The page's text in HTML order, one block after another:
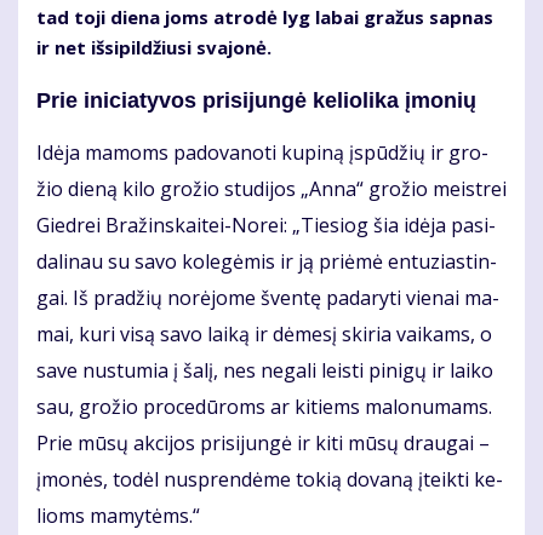
tad to­ji die­na joms at­ro­dė lyg la­bai gra­žus sap­nas
ir net iš­si­pil­džiu­si sva­jo­nė.
Prie ini­cia­ty­vos pri­si­jun­gė ke­lio­li­ka įmo­nių
Idė­ja ma­moms pa­do­va­no­ti ku­pi­ną įspū­džių ir gro­
žio die­ną ki­lo gro­žio stu­di­jos „An­na“ gro­žio meist­rei
Gied­rei Bra­žins­kai­tei-No­rei: „Tie­siog šia idė­ja pa­si­
da­li­nau su sa­vo ko­le­gė­mis ir ją pri­ėmė en­tu­zias­tin­
gai. Iš pra­džių no­rė­jo­me šven­tę pa­da­ry­ti vie­nai ma­
mai, ku­ri vi­są sa­vo lai­ką ir dė­me­sį ski­ria vai­kams, o
sa­ve nu­stu­mia į ša­lį, nes ne­ga­li leis­ti pi­ni­gų ir lai­ko
sau, gro­žio pro­ce­dū­roms ar ki­tiems ma­lo­nu­mams.
Prie mū­sų ak­ci­jos pri­si­jun­gė ir ki­ti mū­sų drau­gai –
įmo­nės, to­dėl nu­spren­dė­me to­kią do­va­ną įteik­ti ke­
lioms ma­my­tėms.“